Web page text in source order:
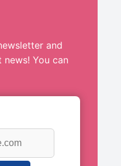
and
You can